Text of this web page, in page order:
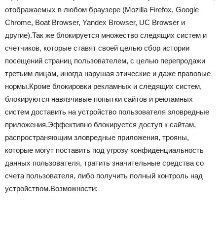
отображаемых в любом браузере (Mozilla Firefox, Google
Chrome, Boat Browser, Yandex Browser, UC Browser и
другие).Так же блокируется множество следящих систем и
счетчиков, которые ставят своей целью сбор истории
посещений страниц пользователем, с целью перепродажи
третьим лицам, иногда нарушая этические и даже правовые
нормы.Кроме блокировки рекламных и следящих систем,
блокируются навязчивые попытки сайтов и рекламных
систем доставить на устройство пользователя зловредные
приложения.Эффективно блокируется доступ к сайтам,
распространяющим зловредные приложения, трояны,
которые могут поставить под угрозу конфиденциальность
данных пользователя, тратить значительные средства со
счета пользователя, либо получить полный контроль над
устройством.Возможности: